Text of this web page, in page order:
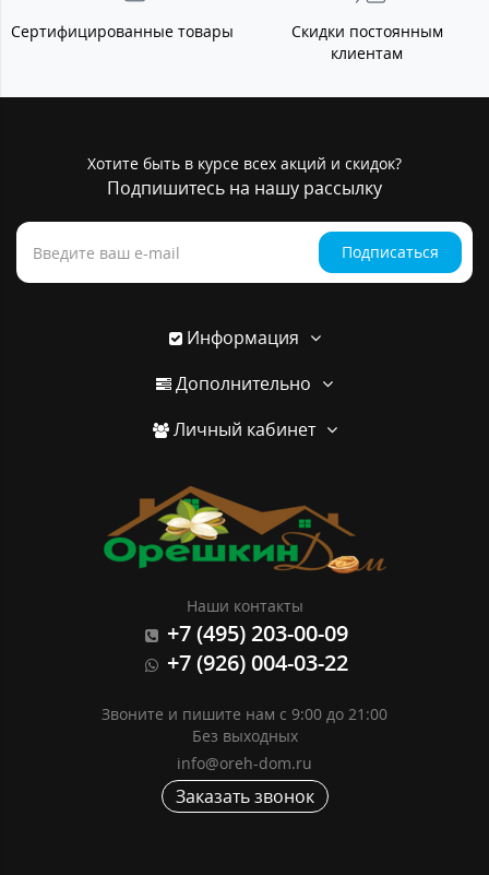
Сертифицированные товары
Скидки постоянным
клиентам
Хотите быть в курсе всех акций и скидок?
Подпишитесь на нашу рассылку
Подписаться
Информация
Дополнительно
Личный кабинет
Наши контакты
+7 (495) 203-00-09
+7 (926) 004-03-22
Звоните и пишите нам с 9:00 до 21:00
Без выходных
info@oreh-dom.ru
Заказать звонок